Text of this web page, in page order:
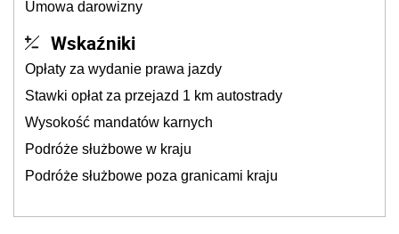
Umowa darowizny
Wskaźniki
Opłaty za wydanie prawa jazdy
Stawki opłat za przejazd 1 km autostrady
Wysokość mandatów karnych
Podróże służbowe w kraju
Podróże służbowe poza granicami kraju